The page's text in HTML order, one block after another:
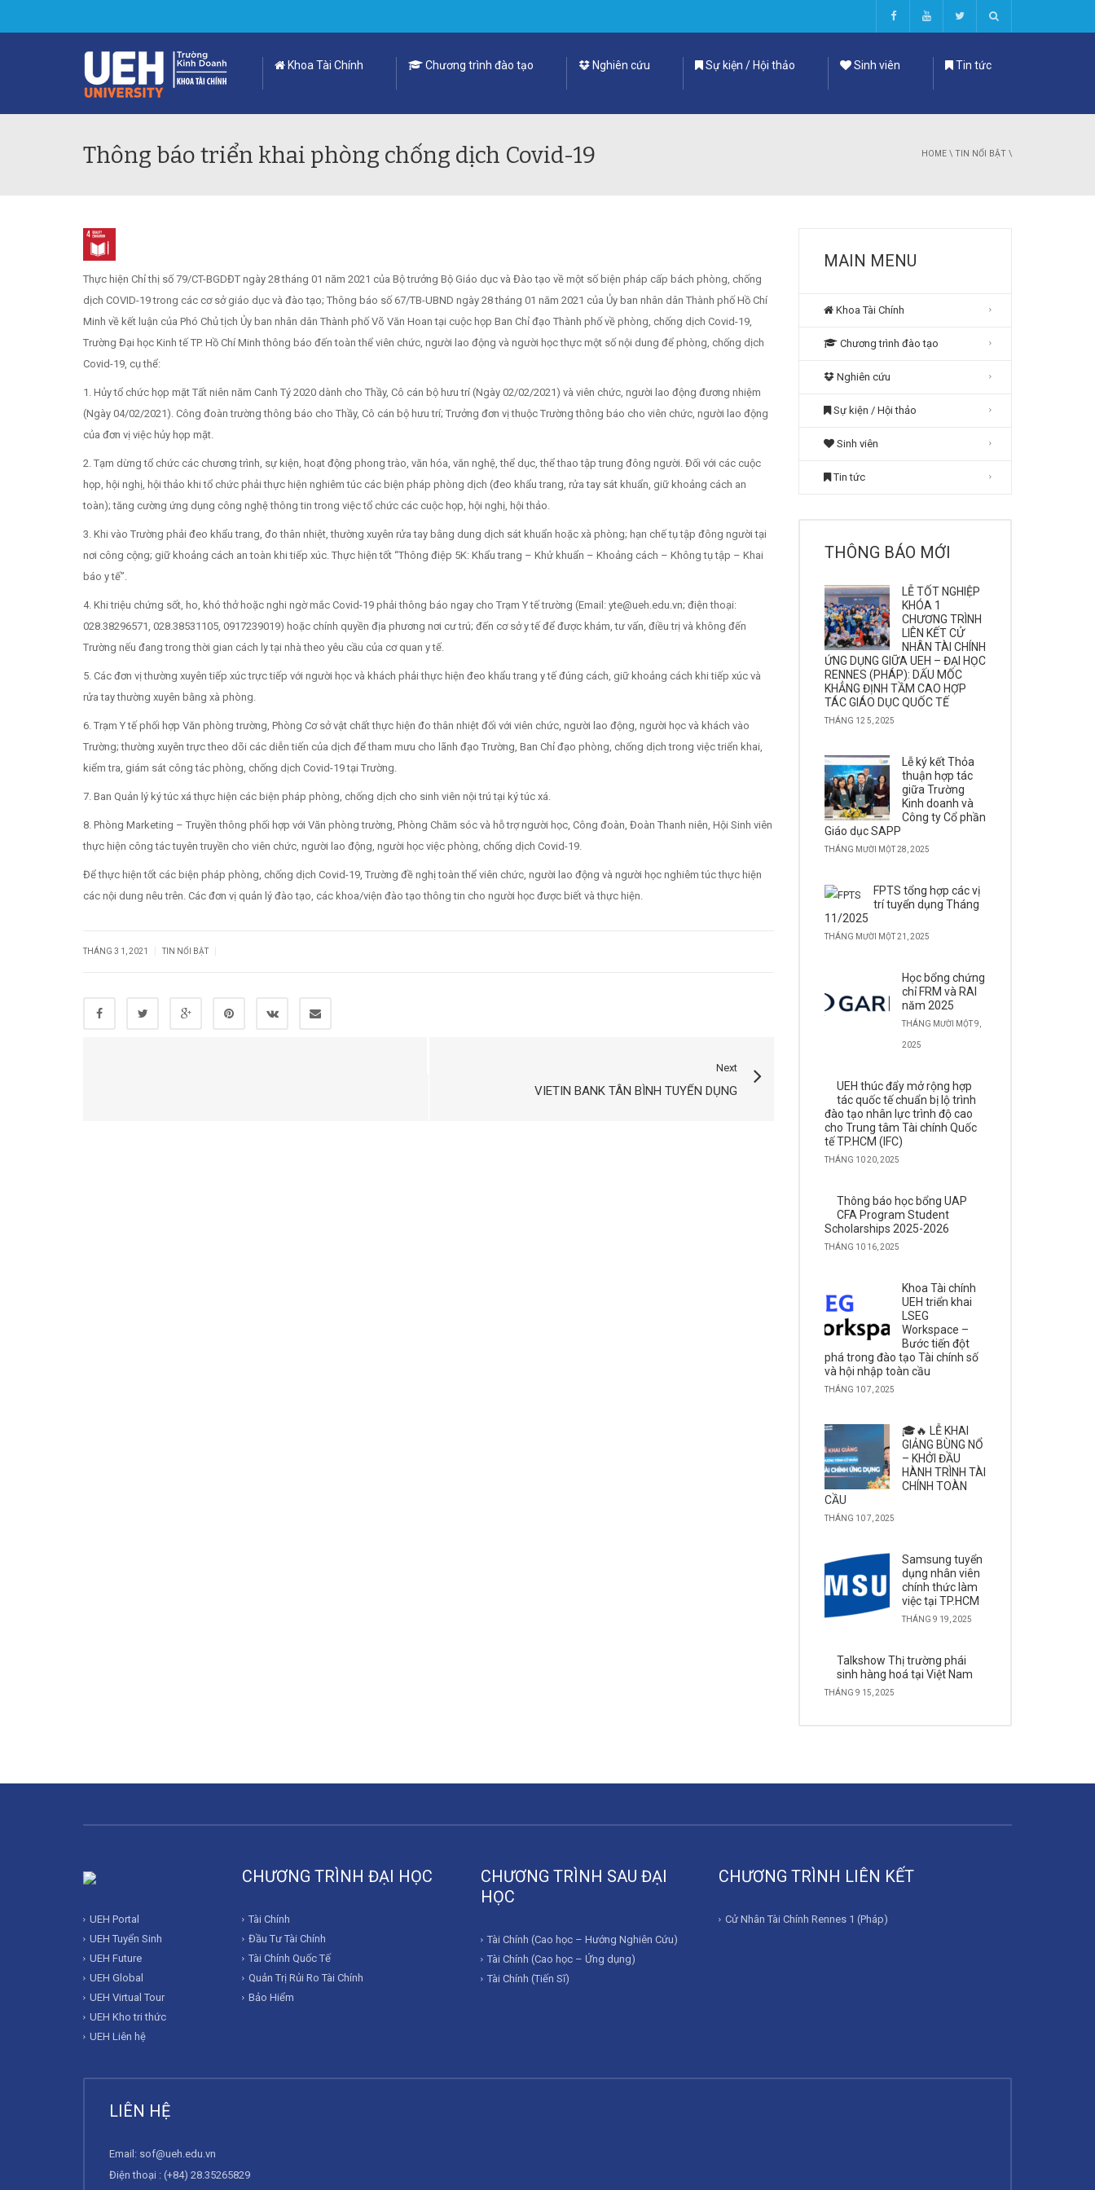
Khoa Tài Chính Chương trình đào tạo Nghiên cứu Sự kiện / Hội thảo Sinh viên Tin tức
Thông báo triển khai phòng chống dịch Covid-19 HOME \ TIN NỔI BẬT \
Thực hiện Chỉ thị số 79/CT-BGDĐT ngày 28 tháng 01 năm 2021 của Bộ trưởng Bộ Giáo dục và Đào tạo về một số biện pháp cấp bách phòng, chống
dịch COVID-19 trong các cơ sở giáo dục và đào tạo; Thông báo số 67/TB-UBND ngày 28 tháng 01 năm 2021 của Ủy ban nhân dân Thành phố Hồ Chí
Minh về kết luận của Phó Chủ tịch Ủy ban nhân dân Thành phố Võ Văn Hoan tại cuộc họp Ban Chỉ đạo Thành phố về phòng, chống dịch Covid-19,
Trường Đại học Kinh tế TP. Hồ Chí Minh thông báo đến toàn thể viên chức, người lao động và người học thực một số nội dung để phòng, chống dịch
Covid-19, cụ thể:
1. Hủy tổ chức họp mặt Tất niên năm Canh Tý 2020 dành cho Thầy, Cô cán bộ hưu trí (Ngày 02/02/2021) và viên chức, người lao động đương nhiệm
(Ngày 04/02/2021). Công đoàn trường thông báo cho Thầy, Cô cán bộ hưu trí; Trưởng đơn vị thuộc Trường thông báo cho viên chức, người lao động
của đơn vị việc hủy họp mặt.
2. Tạm dừng tổ chức các chương trình, sự kiện, hoạt động phong trào, văn hóa, văn nghệ, thể dục, thể thao tập trung đông người. Đối với các cuộc
họp, hội nghị, hội thảo khi tổ chức phải thực hiện nghiêm túc các biện pháp phòng dịch (đeo khẩu trang, rửa tay sát khuẩn, giữ khoảng cách an
toàn); tăng cường ứng dụng công nghệ thông tin trong việc tổ chức các cuộc họp, hội nghị, hội thảo.
3. Khi vào Trường phải đeo khẩu trang, đo thân nhiệt, thường xuyên rửa tay bằng dung dịch sát khuẩn hoặc xà phòng; hạn chế tụ tập đông người tại
nơi công cộng; giữ khoảng cách an toàn khi tiếp xúc. Thực hiện tốt “Thông điệp 5K: Khẩu trang – Khử khuẩn – Khoảng cách – Không tụ tập – Khai
báo y tế”.
4. Khi triệu chứng sốt, ho, khó thở hoặc nghi ngờ mắc Covid-19 phải thông báo ngay cho Trạm Y tế trường (Email: yte@ueh.edu.vn; điện thoại:
028.38296571, 028.38531105, 0917239019) hoặc chính quyền địa phương nơi cư trú; đến cơ sở y tế để được khám, tư vấn, điều trị và không đến
Trường nếu đang trong thời gian cách ly tại nhà theo yêu cầu của cơ quan y tế.
5. Các đơn vị thường xuyên tiếp xúc trực tiếp với người học và khách phải thực hiện đeo khẩu trang y tế đúng cách, giữ khoảng cách khi tiếp xúc và
rửa tay thường xuyên bằng xà phòng.
6. Trạm Y tế phối hợp Văn phòng trường, Phòng Cơ sở vật chất thực hiện đo thân nhiệt đối với viên chức, người lao động, người học và khách vào
Trường; thường xuyên trực theo dõi các diễn tiến của dịch để tham mưu cho lãnh đạo Trường, Ban Chỉ đạo phòng, chống dịch trong việc triển khai,
kiểm tra, giám sát công tác phòng, chống dịch Covid-19 tại Trường.
7. Ban Quản lý ký túc xá thực hiện các biện pháp phòng, chống dịch cho sinh viên nội trú tại ký túc xá.
8. Phòng Marketing – Truyền thông phối hợp với Văn phòng trường, Phòng Chăm sóc và hỗ trợ người học, Công đoàn, Đoàn Thanh niên, Hội Sinh viên
thực hiện công tác tuyên truyền cho viên chức, người lao động, người học việc phòng, chống dịch Covid-19.
Để thực hiện tốt các biện pháp phòng, chống dịch Covid-19, Trường đề nghị toàn thể viên chức, người lao động và người học nghiêm túc thực hiện
các nội dung nêu trên. Các đơn vị quản lý đào tạo, các khoa/viện đào tạo thông tin cho người học được biết và thực hiện.
THÁNG 3 1, 2021 TIN NỔI BẬT
Next
VIETIN BANK TÂN BÌNH TUYỂN DỤNG
MAIN MENU
Khoa Tài Chính
Chương trình đào tạo
Nghiên cứu
Sự kiện / Hội thảo
Sinh viên
Tin tức
THÔNG BÁO MỚI
LỄ TỐT NGHIỆP
KHÓA 1
CHƯƠNG TRÌNH
LIÊN KẾT CỬ
NHÂN TÀI CHÍNH
ỨNG DỤNG GIỮA UEH – ĐẠI HỌC
RENNES (PHÁP): DẤU MỐC
KHẲNG ĐỊNH TẦM CAO HỢP
TÁC GIÁO DỤC QUỐC TẾ
THÁNG 12 5, 2025
Lễ ký kết Thỏa
thuận hợp tác
giữa Trường
Kinh doanh và
Công ty Cổ phần
Giáo dục SAPP
THÁNG MƯỜI MỘT 28, 2025
FPTS tổng hợp các vị
trí tuyển dụng Tháng
11/2025
THÁNG MƯỜI MỘT 21, 2025
Học bổng chứng
chỉ FRM và RAI
năm 2025
THÁNG MƯỜI MỘT 9,
2025
UEH thúc đẩy mở rộng hợp
tác quốc tế chuẩn bị lộ trình
đào tạo nhân lực trình độ cao
cho Trung tâm Tài chính Quốc
tế TP.HCM (IFC)
THÁNG 10 20, 2025
Thông báo học bổng UAP
CFA Program Student
Scholarships 2025-2026
THÁNG 10 16, 2025
Khoa Tài chính
UEH triển khai
LSEG
Workspace –
Bước tiến đột
phá trong đào tạo Tài chính số
và hội nhập toàn cầu
THÁNG 10 7, 2025
🎓🔥 LỄ KHAI
GIẢNG BÙNG NỔ
– KHỞI ĐẦU
HÀNH TRÌNH TÀI
CHÍNH TOÀN
CẦU
THÁNG 10 7, 2025
Samsung tuyển
dụng nhân viên
chính thức làm
việc tại TP.HCM
THÁNG 9 19, 2025
Talkshow Thị trường phái
sinh hàng hoá tại Việt Nam
THÁNG 9 15, 2025
UEH Portal
UEH Tuyển Sinh
UEH Future
UEH Global
UEH Virtual Tour
UEH Kho tri thức
UEH Liên hệ
CHƯƠNG TRÌNH ĐẠI HỌC
Tài Chính
Đầu Tư Tài Chính
Tài Chính Quốc Tế
Quản Trị Rủi Ro Tài Chính
Bảo Hiểm
CHƯƠNG TRÌNH SAU ĐẠI
HỌC
Tài Chính (Cao học – Hướng Nghiên Cứu)
Tài Chính (Cao học – Ứng dụng)
Tài Chính (Tiến Sĩ)
CHƯƠNG TRÌNH LIÊN KẾT
Cử Nhân Tài Chính Rennes 1 (Pháp)
LIÊN HỆ
Email: sof@ueh.edu.vn
Điện thoại : (+84) 28.35265829